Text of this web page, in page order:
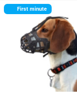
First minute